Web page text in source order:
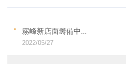
霧峰新店面籌備中...
2022/05/27